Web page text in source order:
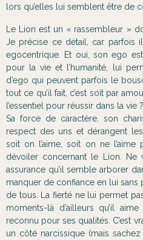
lors qu’elles lui semblent être de
Le Lion est un « rassembleur »
Je précise ce détail, car parfois il
egocentrique. Et oui, son ego
pour la vie et l’humanité, lui
d’ego qui peuvent parfois le
tout ce qu’il fait, c’est soit par
l’essentiel pour réussir dans la vie ?
Sa force de caractère, son
respect des uns et dérangent
soit on l’aime, soit on ne l’aime
dévoiler concernant le Lion.
assurance qu’il semble arborer
manquer de confiance en lui sans
de tous. La fierté ne lui permet
moments-là d’ailleurs qu’il
reconnu pour ses qualités. C’est
un côté narcissique (mais